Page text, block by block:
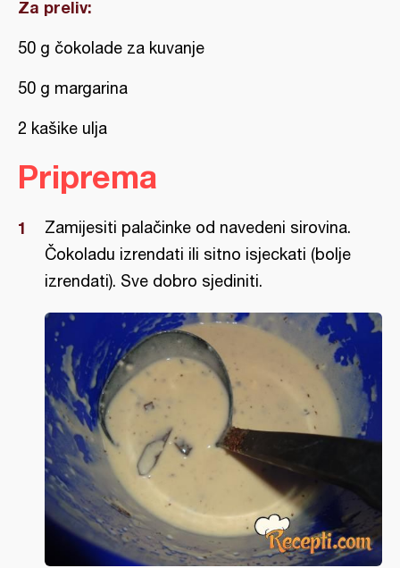
Za preliv:
50 g čokolade za kuvanje
50 g margarina
2 kašike ulja
Priprema
Zamijesiti palačinke od navedeni sirovina.
Čokoladu izrendati ili sitno isjeckati (bolje
izrendati). Sve dobro sjediniti.